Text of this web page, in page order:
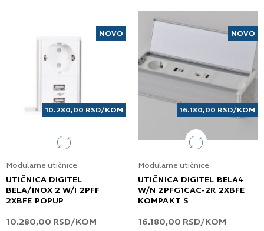
NOVO
10.280,00 RSD/KOM
Modularne utičnice
UTIČNICA DIGITEL
BELA/INOX 2 W/I 2PFF
2XBFE POPUP
10.280,00 RSD/KOM
NOVO
16.180,00 RSD/KOM
Modularne utičnice
UTIČNICA DIGITEL BELA4
W/N 2PFG1CAC-2R 2XBFE
KOMPAKT S
16.180,00 RSD/KOM